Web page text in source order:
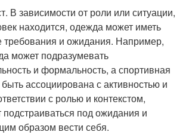
В зависимости от роли или ситуации,
находится, одежда может иметь
требования и ожидания. Например,
может подразумевать
и формальность, а спортивная
ассоциирована с активностью и
с ролью и контекстом,
подстраиваться под ожидания и
образом вести себя.